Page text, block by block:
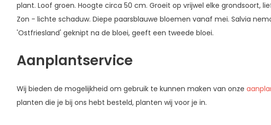
plant. Loof groen. Hoogte circa 50 cm. Groeit op vrijwel elke grondsoort,
Zon - lichte schaduw. Diepe paarsblauwe bloemen vanaf mei. Salvia
'Ostfriesland' geknipt na de bloei, geeft een tweede bloei.
Aanplantservice
Wij bieden de mogelijkheid om gebruik te kunnen maken van onze
planten die je bij ons hebt besteld, planten wij voor je in.